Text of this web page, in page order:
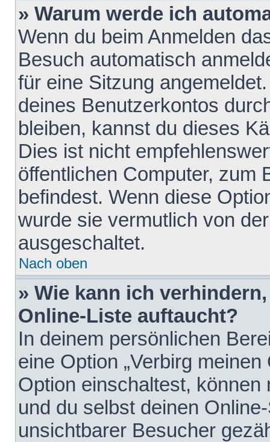
» Warum werde ich
Wenn du beim Anmelden
Besuch automatisch
für eine Sitzung
deines Benutzerkontos
bleiben, kannst du dieses
Dies ist nicht
öffentlichen Computer, zum
befindest. Wenn diese
wurde sie vermutlich von
ausgeschaltet.
Nach oben
» Wie kann ich
Online-Liste auftaucht?
In deinem persönlichen
eine Option „Verbirg
Option einschaltest,
und du selbst deinen
unsichtbarer Besucher